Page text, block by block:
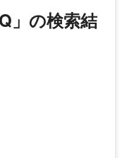
」の検索結